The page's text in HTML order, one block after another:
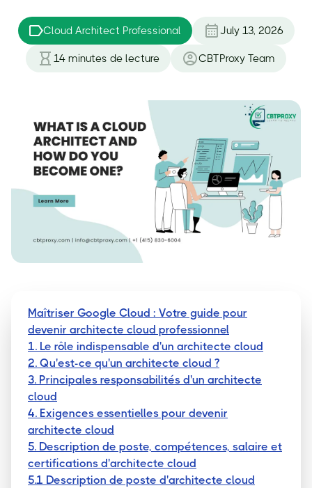
Cloud Architect Professional July 13, 2026
14 minutes de lecture CBTProxy Team
Maîtriser Google Cloud : Votre guide pour
devenir architecte cloud professionnel
1. Le rôle indispensable d'un architecte cloud
2. Qu'est-ce qu'un architecte cloud ?
3. Principales responsabilités d'un architecte
cloud
4. Exigences essentielles pour devenir
architecte cloud
5. Description de poste, compétences, salaire et
certifications d'architecte cloud
5.1 Description de poste d'architecte cloud